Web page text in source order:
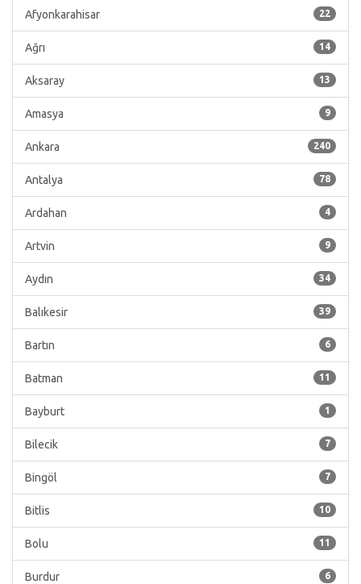
22
Afyonkarahisar
14
Ağrı
13
Aksaray
9
Amasya
240
Ankara
78
Antalya
4
Ardahan
9
Artvin
34
Aydın
39
Balıkesir
6
Bartın
11
Batman
1
Bayburt
7
Bilecik
7
Bingöl
10
Bitlis
11
Bolu
6
Burdur